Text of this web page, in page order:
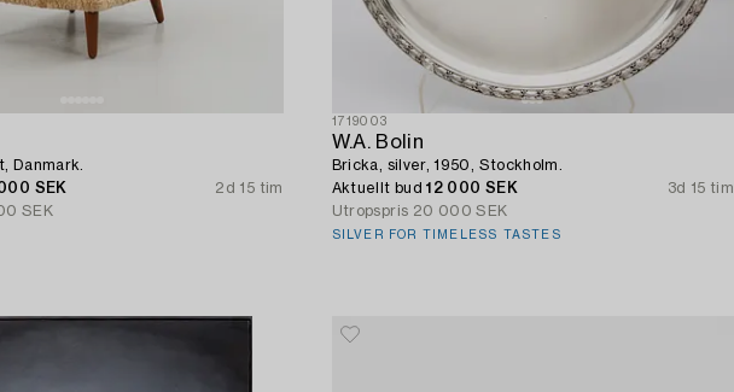
Danmark.
SEK
2d 15 tim
SEK
1719003
W.A. Bolin
Bricka, silver, 1950, Stockholm.
Aktuellt bud12 000 SEK
3d 15 tim
Utropspris 20 000 SEK
SILVER FOR TIMELESS TASTES